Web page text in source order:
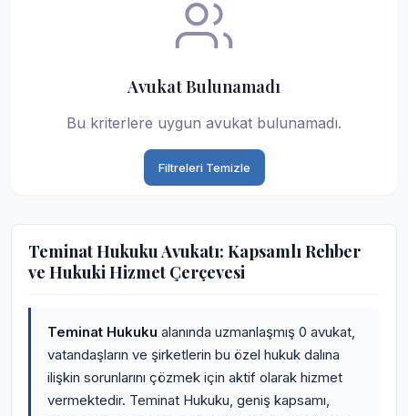
Avukat Bulunamadı
Bu kriterlere uygun avukat bulunamadı.
Filtreleri Temizle
Teminat Hukuku Avukatı: Kapsamlı Rehber
ve Hukuki Hizmet Çerçevesi
Teminat Hukuku alanında uzmanlaşmış 0 avukat,
vatandaşların ve şirketlerin bu özel hukuk dalına
ilişkin sorunlarını çözmek için aktif olarak hizmet
vermektedir. Teminat Hukuku, geniş kapsamı,